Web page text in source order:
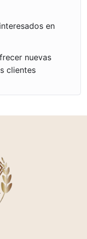
en
nuevas
clientes